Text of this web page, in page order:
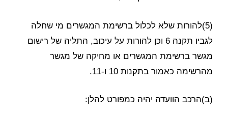
(5)להורות שלא לכלול ברשימת המגשרים מי שחלה
לגביו תקנה 6 וכן להורות על עיכוב, התליה של רישום
מגשר ברשימת המגשרים או מחיקה של מגשר
מהרשימה כאמור בתקנות 10 ו-11.
(ב)הרכב הוועדה יהיה כמפורט להלן: